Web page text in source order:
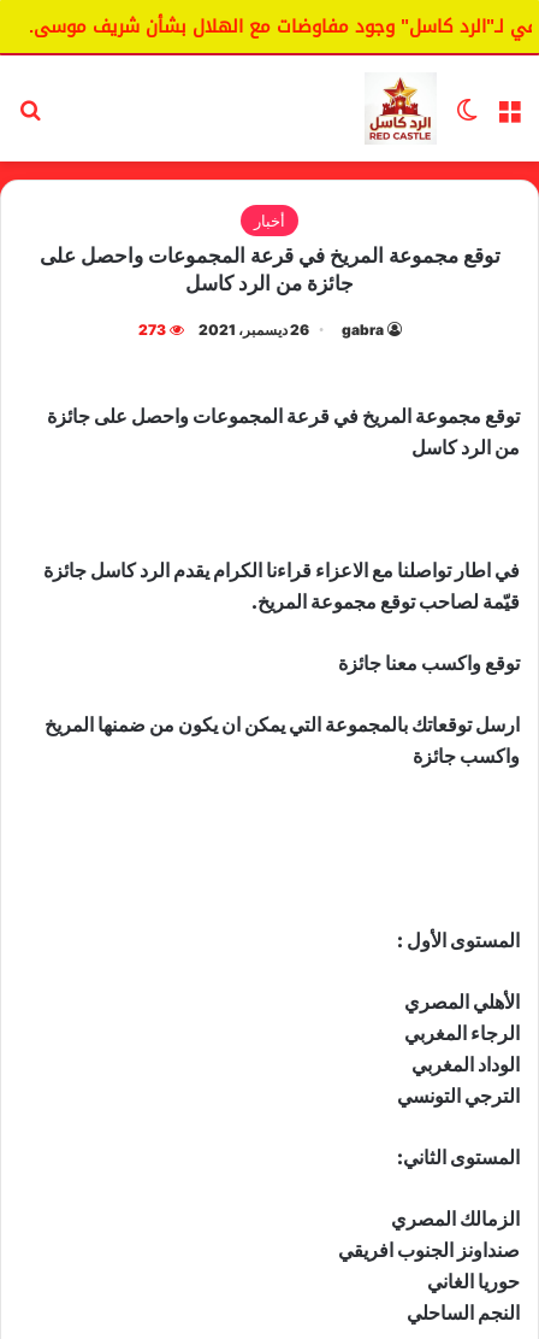
كاسل" وجود مفاوضات مع الهلال بشأن شريف موسى.
القائمة الوضع المظلم
أخبار
توقع مجموعة المريخ في قرعة المجموعات واحصل على
جائزة من الرد كاسل
gabra 26 ديسمبر، 2021 273
توقع مجموعة المريخ في قرعة المجموعات واحصل على جائزة
من الرد كاسل
في اطار تواصلنا مع الاعزاء قراءنا الكرام يقدم الرد كاسل جائزة
قيّمة لصاحب توقع مجموعة المريخ.
توقع واكسب معنا جائزة
ارسل توقعاتك بالمجموعة التي يمكن ان يكون من ضمنها المريخ
واكسب جائزة
المستوى الأول :
الأهلي المصري
الرجاء المغربي
الوداد المغربي
الترجي التونسي
المستوى الثاني:
الزمالك المصري
صنداونز الجنوب افريقي
حوريا الغاني
النجم الساحلي